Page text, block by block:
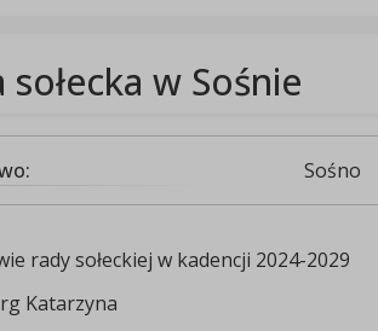
sołecka w Sośnie
Sośno
rady sołeckiej w kadencji 2024-2029
Katarzyna